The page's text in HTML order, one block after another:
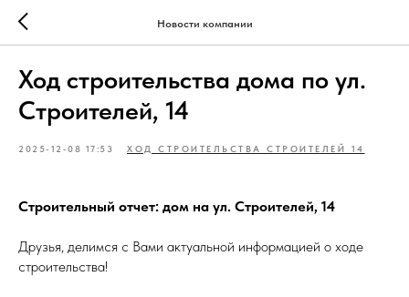
Новости компании
Ход строительства дома по ул.
Строителей, 14
2025-12-08 17:53 ХОД СТРОИТЕЛЬСТВА СТРОИТЕЛЕЙ 14
Строительный отчет: дом на ул. Строителей, 14
Друзья, делимся с Вами актуальной информацией о ходе
строительства!